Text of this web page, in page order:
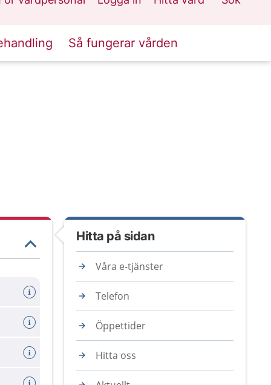
Så fungerar vården
Hitta på sidan
Våra e-tjänster
Telefon
Öppettider
Hitta oss